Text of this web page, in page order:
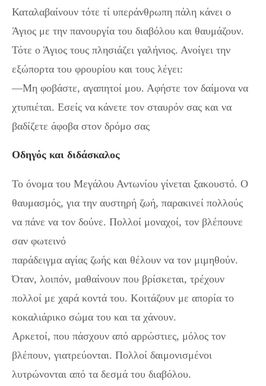
Καταλαβαίνουν τότε τί υπεράνθρωπη πάλη κάνει ο
Άγιος με την πανουργία του διαβόλου και θαυμάζουν.
Τότε ο Άγιος τους πλησιάζει γαλήνιος. Ανοίγει την
εξώπορτα του φρουρίου και τους λέγει:
—Μη φοβάστε, αγαπητοί μου. Αφήστε τον δαίμονα να
χτυπιέται. Εσείς να κάνετε τον σταυρόν σας και να
βαδίζετε άφοβα στον δρόμο σας
Οδηγός και διδάσκαλος
Το όνομα του Μεγάλου Αντωνίου γίνεται ξακουστό. Ο
θαυμασμός, για την αυστηρή ζωή, παρακινεί πολλούς
να πάνε να τον δούνε. Πολλοί μοναχοί, τον βλέπουνε
σαν φωτεινό
παράδειγμα αγίας ζωής και θέλουν να τον μιμηθούν.
Όταν, λοιπόν, μαθαίνουν που βρίσκεται, τρέχουν
πολλοί με χαρά κοντά του. Κοιτάζουν με απορία το
κοκαλιάρικο σώμα του και τα χάνουν.
Αρκετοί, που πάσχουν από αρρώστιες, μόλος τον
βλέπουν, γιατρεύονται. Πολλοί δαιμονισμένοι
λυτρώνονται από τα δεσμά του διαβόλου.